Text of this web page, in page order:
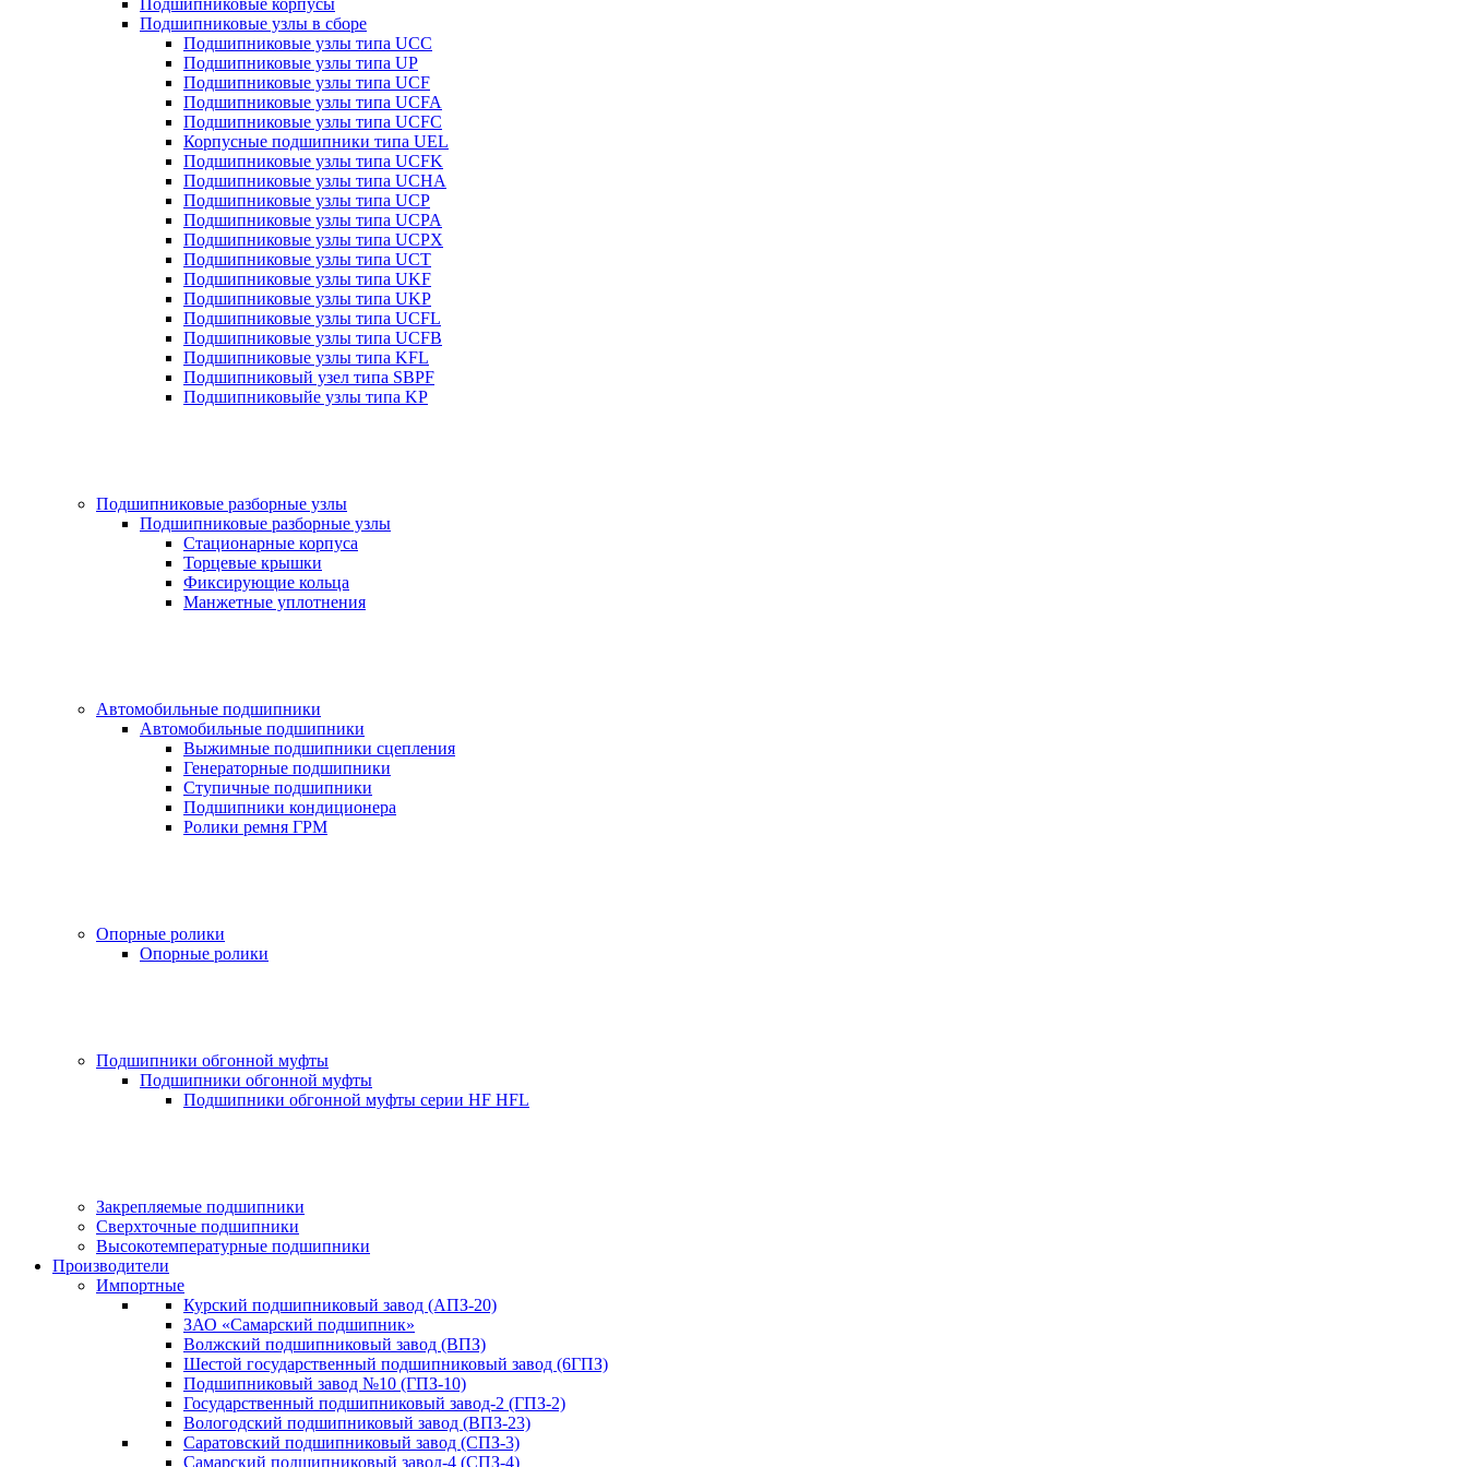
Подшипниковые корпусы
Подшипниковые узлы в сборе
Подшипниковые узлы типа UCC
Подшипниковые узлы типа UP
Подшипниковые узлы типа UCF
Подшипниковые узлы типа UCFA
Подшипниковые узлы типа UCFC
Корпусные подшипники типа UEL
Подшипниковые узлы типа UCFK
Подшипниковые узлы типа UCHA
Подшипниковые узлы типа UCP
Подшипниковые узлы типа UCPA
Подшипниковые узлы типа UCPX
Подшипниковые узлы типа UCT
Подшипниковые узлы типа UKF
Подшипниковые узлы типа UKP
Подшипниковые узлы типа UCFL
Подшипниковые узлы типа UCFB
Подшипниковые узлы типа KFL
Подшипниковый узел типа SBPF
Подшипниковыйе узлы типа KP
Подшипниковые разборные узлы
Подшипниковые разборные узлы
Стационарные корпуса
Торцевые крышки
Фиксирующие кольца
Манжетные уплотнения
Автомобильные подшипники
Автомобильные подшипники
Выжимные подшипники сцепления
Генераторные подшипники
Ступичные подшипники
Подшипники кондиционера
Ролики ремня ГРМ
Опорные ролики
Опорные ролики
Подшипники обгонной муфты
Подшипники обгонной муфты
Подшипники обгонной муфты серии HF HFL
Закрепляемые подшипники
Сверхточные подшипники
Высокотемпературные подшипники
Производители
Импортные
Курский подшипниковый завод (АПЗ-20)
ЗАО «Самарский подшипник»
Волжский подшипниковый завод (ВПЗ)
Шестой государственный подшипниковый завод (6ГПЗ)
Подшипниковый завод №10 (ГПЗ-10)
Государственный подшипниковый завод-2 (ГПЗ-2)
Вологодский подшипниковый завод (ВПЗ-23)
Саратовский подшипниковый завод (СПЗ-3)
Самарский подшипниковый завод-4 (СПЗ-4)